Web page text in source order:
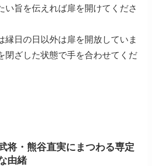
い旨を伝えれば扉を開けてくださ
縁日の日以外は扉を開放していま
閉ざした状態で手を合わせてくだ
将・熊谷直実にまつわる専定
由緒